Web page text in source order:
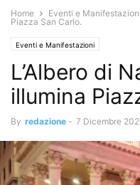
Home Eventi e Manifestazioni
Piazza San Carlo.
Eventi e Manifestazioni
L’Albero di
illumina
By redazione - 7 Dicembre